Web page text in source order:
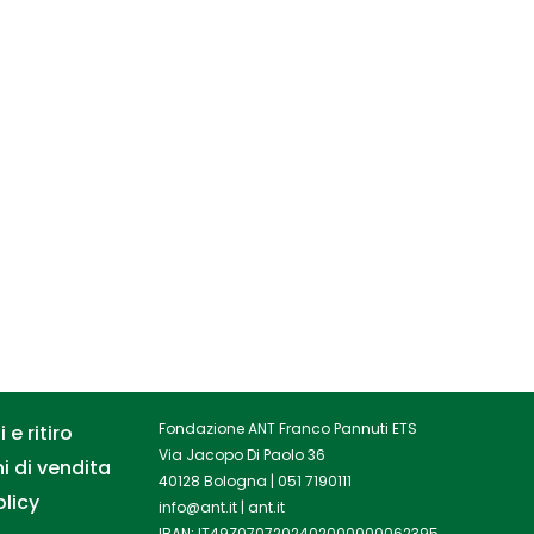
e ritiro
di vendita
Fondazione ANT Franco Pannuti ETS
Via Jacopo Di Paolo 36
40128 Bologna |051 7190111
info@ant.it |ant.it